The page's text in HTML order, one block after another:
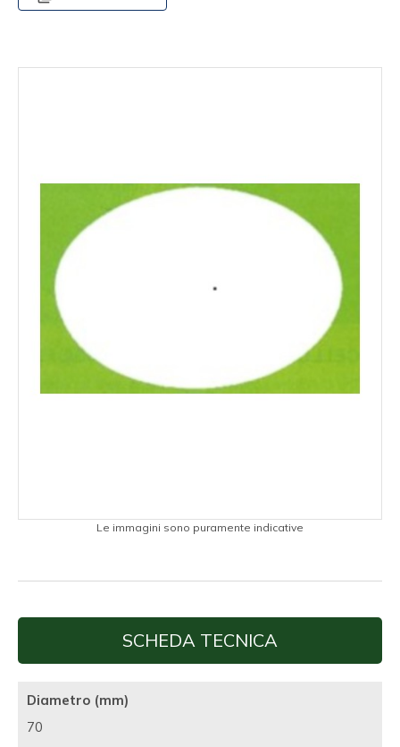
Le immagini sono puramente indicative
SCHEDA TECNICA
Diametro (mm)
70